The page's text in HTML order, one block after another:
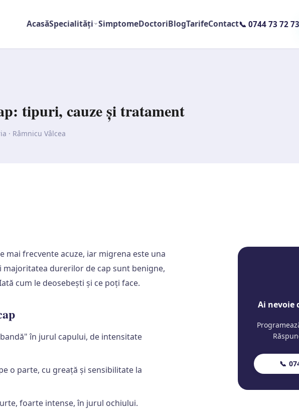
AcasăSpecialități SimptomeDoctoriBlogTarifeContact📞 0744 73 72 73
tipuri, cauze și tratament
· Râmnicu Vâlcea
mai frecvente acuze, iar migrena este una
durerilor de cap sunt benigne,
cum le deosebești și ce poți face.
în jurul capului, de intensitate
o parte, cu greață și sensibilitate la
foarte intense, în jurul ochiului.
Ai nevoie
📞